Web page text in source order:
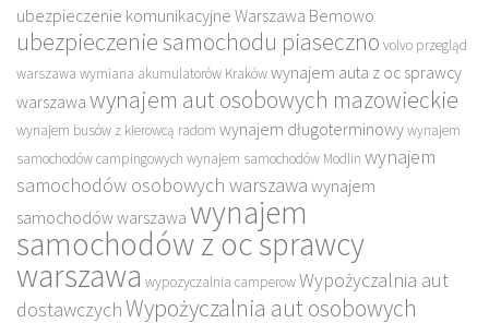
ubezpieczenie komunikacyjne Warszawa Bemowo
ubezpieczenie samochodu piaseczno volvo przegląd
warszawa wymiana akumulatorów Krakówwynajem auta z oc sprawcy
warszawa wynajem aut osobowych mazowieckie
wynajem busów z kierowcą radom wynajem długoterminowywynajem
samochodów campingowych wynajem samochodów Modlin wynajem
samochodów osobowych warszawa wynajem
samochodów warszawa wynajem
samochodów z oc sprawcy
warszawa wypozyczalnia camperowWypożyczalnia aut
dostawczychWypożyczalnia aut osobowych